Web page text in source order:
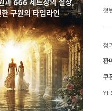
첫
정
판
쿠